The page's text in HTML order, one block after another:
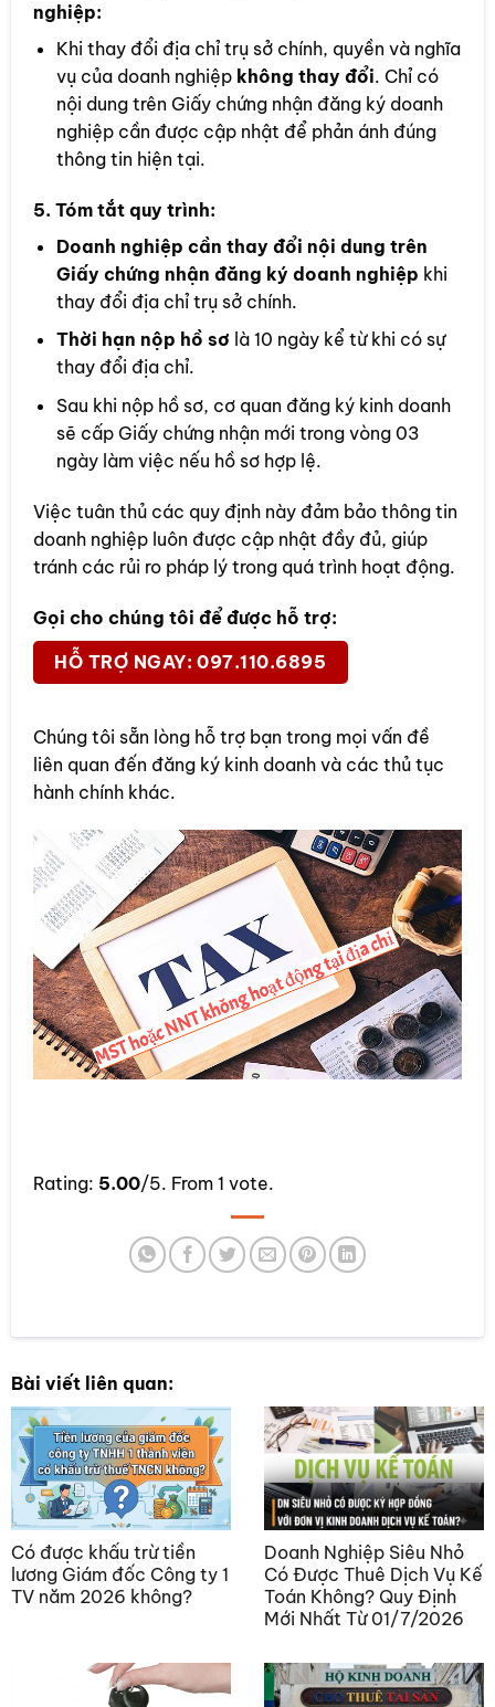
nghiệp:
Khi thay đổi địa chỉ trụ sở chính, quyền và nghĩa
vụ của doanh nghiệp không thay đổi. Chỉ có
nội dung trên Giấy chứng nhận đăng ký doanh
nghiệp cần được cập nhật để phản ánh đúng
thông tin hiện tại.
5. Tóm tắt quy trình:
Doanh nghiệp cần thay đổi nội dung trên
Giấy chứng nhận đăng ký doanh nghiệp khi
thay đổi địa chỉ trụ sở chính.
Thời hạn nộp hồ sơ là 10 ngày kể từ khi có sự
thay đổi địa chỉ.
Sau khi nộp hồ sơ, cơ quan đăng ký kinh doanh
sẽ cấp Giấy chứng nhận mới trong vòng 03
ngày làm việc nếu hồ sơ hợp lệ.
Việc tuân thủ các quy định này đảm bảo thông tin
doanh nghiệp luôn được cập nhật đầy đủ, giúp
tránh các rủi ro pháp lý trong quá trình hoạt động.
Gọi cho chúng tôi để được hỗ trợ:
HỖ TRỢ NGAY: 097.110.6895
Chúng tôi sẵn lòng hỗ trợ bạn trong mọi vấn đề
liên quan đến đăng ký kinh doanh và các thủ tục
hành chính khác.
SUBMIT RATING
Rating: 5.00/5. From 1 vote.
Bài viết liên quan:
Có được khấu trừ tiền
lương Giám đốc Công ty 1
TV năm 2026 không?
Doanh Nghiệp Siêu Nhỏ
Có Được Thuê Dịch Vụ Kế
Toán Không? Quy Định
Mới Nhất Từ 01/7/2026